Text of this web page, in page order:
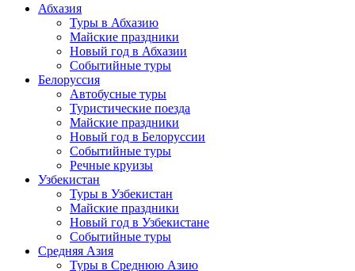
Абхазия
Туры в Абхазию
Майские праздники
Новый год в Абхазии
Событийные туры
Белоруссия
Автобусные туры
Туристические поезда
Майские праздники
Новый год в Белоруссии
Событийные туры
Речные круизы
Узбекистан
Туры в Узбекистан
Майские праздники
Новый год в Узбекистане
Событийные туры
Средняя Азия
Туры в Среднюю Азию